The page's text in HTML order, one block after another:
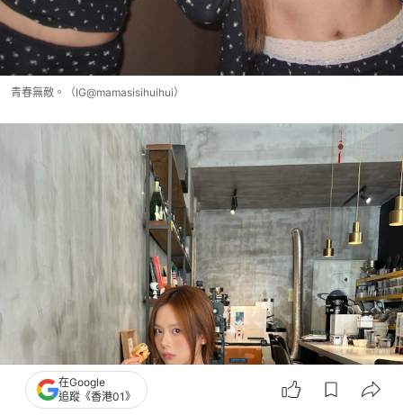
青春無敵。（IG@mamasisihuihui）
在Google
追蹤《香港01》